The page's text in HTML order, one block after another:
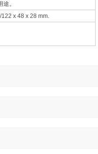
。
x 48 x 28 mm.